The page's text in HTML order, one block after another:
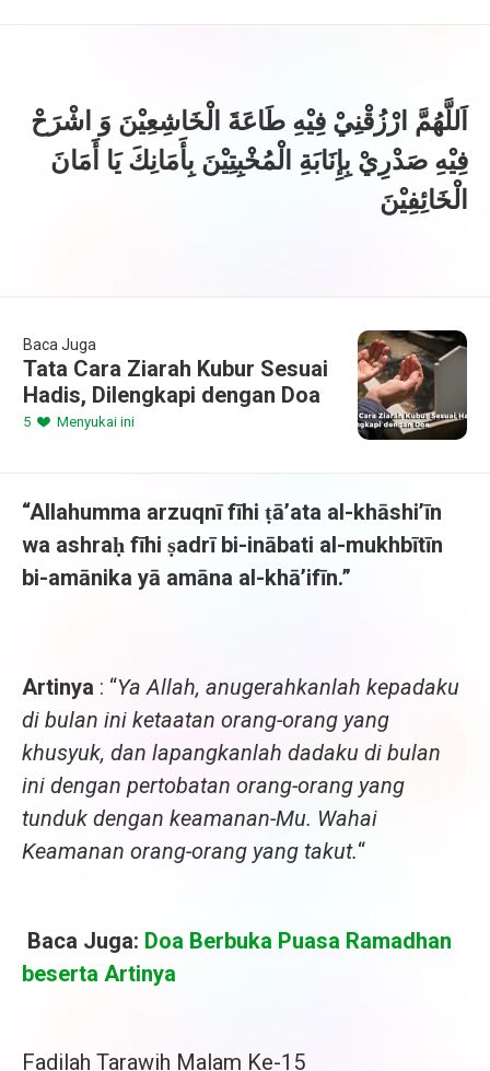
اَللَّهُمَّ ارْزُقْنِيْ فِيْهِ طَاعَةَ الْخَاشِعِيْنَ وَ اشْرَحْ
فِيْهِ صَدْرِيْ بِإِنَابَةِ الْمُخْبِتِيْنَ بِأَمَانِكَ يَا أَمَانَ
الْخَائِفِيْنَ
Baca Juga
Tata Cara Ziarah Kubur Sesuai
Hadis, Dilengkapi dengan Doa
5 Menyukai ini
“Allahumma arzuqnī fīhi ṭā’ata al-khāshi’īn
wa ashraḥ fīhi ṣadrī bi-inābati al-mukhbītīn
bi-amānika yā amāna al-khā’ifīn.”
Artinya : “Ya Allah, anugerahkanlah kepadaku
di bulan ini ketaatan orang-orang yang
khusyuk, dan lapangkanlah dadaku di bulan
ini dengan pertobatan orang-orang yang
tunduk dengan keamanan-Mu. Wahai
Keamanan orang-orang yang takut.“
Baca Juga: Doa Berbuka Puasa Ramadhan
beserta Artinya
Fadilah Tarawih Malam Ke-15